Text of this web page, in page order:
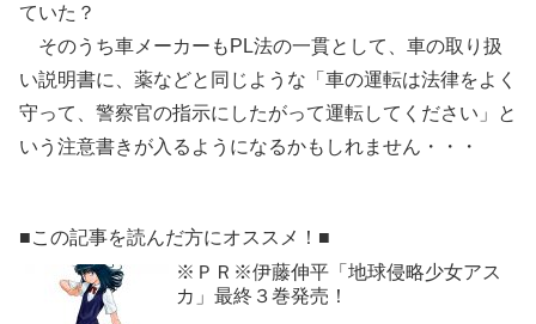
ていた？
そのうち車メーカーもPL法の一貫として、車の取り扱
い説明書に、薬などと同じような「車の運転は法律をよく
守って、警察官の指示にしたがって運転してください」と
いう注意書きが入るようになるかもしれません・・・
■この記事を読んだ方にオススメ！■
※ＰＲ※伊藤伸平「地球侵略少女アス
カ」最終３巻発売！